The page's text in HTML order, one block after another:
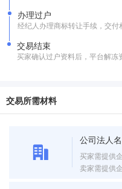
办理过户
经纪人办理商标转让手续，交付
交易结束
买家确认过户资料后，平台解冻
交易所需材料
公司法人
买家需提供
卖家需提供